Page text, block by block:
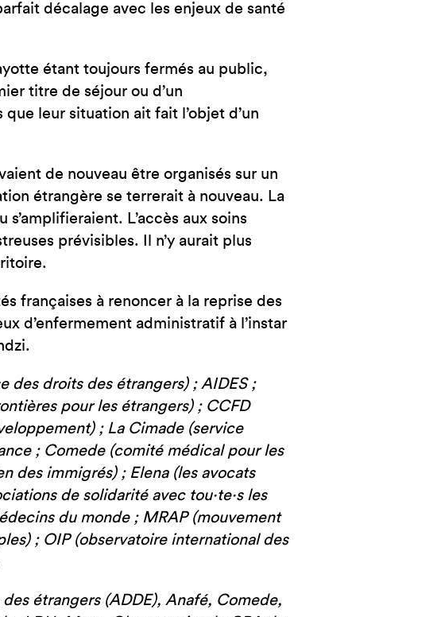
décalage avec les enjeux de santé
étant toujours fermés au public,
titre de séjour ou d’un
leur situation ait fait l’objet d’un
de nouveau être organisés sur un
étrangère se terrerait à nouveau. La
L’accès aux soins
prévisibles. Il n’y aurait plus
françaises à renoncer à la reprise des
d’enfermement administratif à l’instar
des droits des étrangers) ; AIDES ;
pour les étrangers) ; CCFD
; La Cimade (service
; Comede (comité médical pour les
des immigrés) ; Elena (les avocats
de solidarité avec tou·te·s les
du monde ; MRAP (mouvement
; OIP (observatoire international des
étrangers (ADDE), Anafé, Comede,